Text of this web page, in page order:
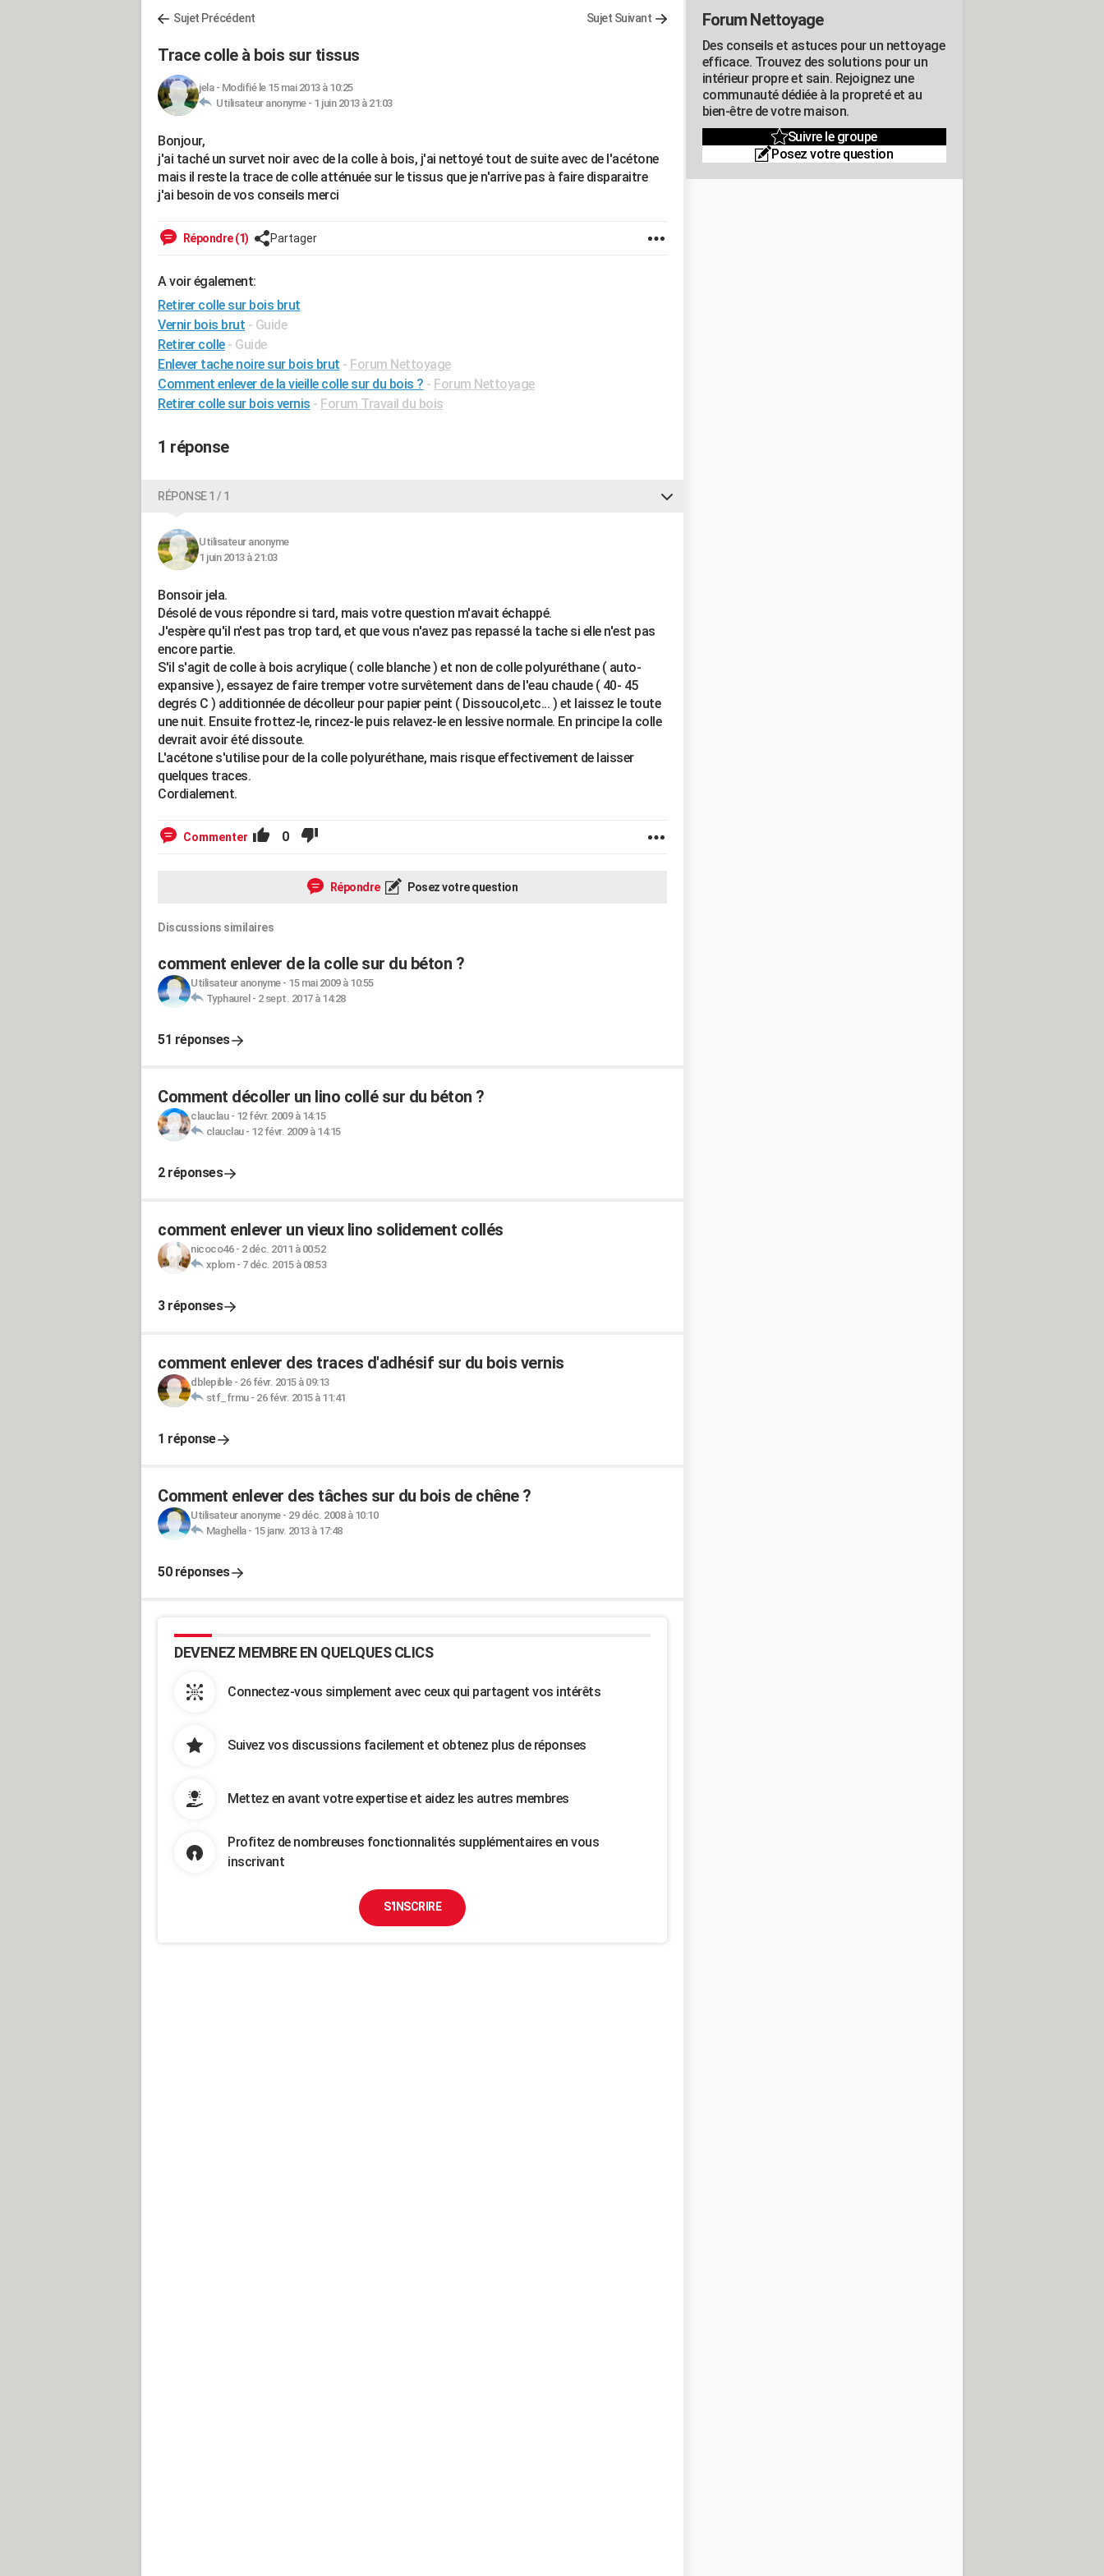
Sujet Précédent Sujet Suivant
Trace colle à bois sur tissus
jela- Modifié le 15 mai 2013 à 10:25
Utilisateur anonyme - 1 juin 2013 à 21:03
Bonjour,
j'ai taché un survet noir avec de la colle à bois, j'ai nettoyé tout de suite avec de l'acétone
mais il reste la trace de colle atténuée sur le tissus que je n'arrive pas à faire disparaitre
j'ai besoin de vos conseils merci
Répondre (1) Partager
A voir également:
Retirer colle sur bois brut
Vernir bois brut - Guide
Retirer colle - Guide
Enlever tache noire sur bois brut - Forum Nettoyage
Comment enlever de la vieille colle sur du bois ? - Forum Nettoyage
Retirer colle sur bois vernis - Forum Travail du bois
1 réponse
RÉPONSE 1 / 1
Utilisateur anonyme
1 juin 2013 à 21:03
Bonsoir jela.
Désolé de vous répondre si tard, mais votre question m'avait échappé.
J'espère qu'il n'est pas trop tard, et que vous n'avez pas repassé la tache si elle n'est pas
encore partie.
S'il s'agit de colle à bois acrylique ( colle blanche ) et non de colle polyuréthane ( auto-
expansive ), essayez de faire tremper votre survêtement dans de l'eau chaude ( 40- 45
degrés C ) additionnée de décolleur pour papier peint ( Dissoucol,etc... ) et laissez le toute
une nuit. Ensuite frottez-le, rincez-le puis relavez-le en lessive normale. En principe la colle
devrait avoir été dissoute.
L'acétone s'utilise pour de la colle polyuréthane, mais risque effectivement de laisser
quelques traces.
Cordialement.
Commenter 0
Répondre Posez votre question
Discussions similaires
comment enlever de la colle sur du béton ?
Utilisateur anonyme- 15 mai 2009 à 10:55
Typhaurel - 2 sept. 2017 à 14:28
51 réponses
Comment décoller un lino collé sur du béton ?
clauclau- 12 févr. 2009 à 14:15
clauclau- 12 févr. 2009 à 14:15
2 réponses
comment enlever un vieux lino solidement collés
nicoco46- 2 déc. 2011 à 00:52
xplom- 7 déc. 2015 à 08:53
3 réponses
comment enlever des traces d'adhésif sur du bois vernis
dblepible- 26 févr. 2015 à 09:13
stf_frmu- 26 févr. 2015 à 11:41
1 réponse
Comment enlever des tâches sur du bois de chêne ?
Utilisateur anonyme- 29 déc. 2008 à 10:10
Maghella- 15 janv. 2013 à 17:48
50 réponses
DEVENEZ MEMBRE EN QUELQUES CLICS
Connectez-vous simplement avec ceux qui partagent vos intérêts
Suivez vos discussions facilement et obtenez plus de réponses
Mettez en avant votre expertise et aidez les autres membres
Profitez de nombreuses fonctionnalités supplémentaires en vous
inscrivant
S'INSCRIRE
Forum Nettoyage
Des conseils et astuces pour un nettoyage
efficace. Trouvez des solutions pour un
intérieur propre et sain. Rejoignez une
communauté dédiée à la propreté et au
bien-être de votre maison.
Suivre le groupe
Posez votre question